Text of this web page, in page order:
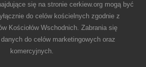
się na stronie cerkiew.org mogą być
do celów kościelnych zgodnie z
Kościołów Wschodnich. Zabrania się
do celów marketingowych oraz
komercyjnych.